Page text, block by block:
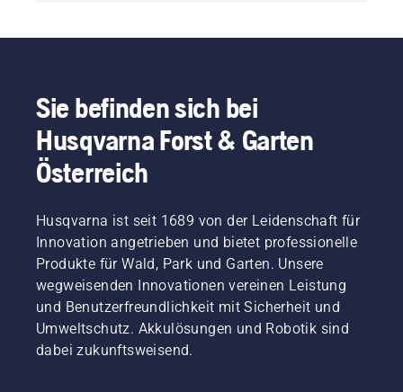
Sie befinden sich bei
Husqvarna Forst & Garten
Österreich
Husqvarna ist seit 1689 von der Leidenschaft für
Innovation angetrieben und bietet professionelle
Produkte für Wald, Park und Garten. Unsere
wegweisenden Innovationen vereinen Leistung
und Benutzerfreundlichkeit mit Sicherheit und
Umweltschutz. Akkulösungen und Robotik sind
dabei zukunftsweisend.